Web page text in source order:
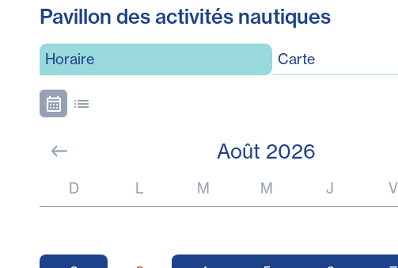
Pavillon des activités nautiques
Horaire Carte
Août 2026
D L M M J V